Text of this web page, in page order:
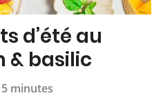
d’été au
& basilic
minutes